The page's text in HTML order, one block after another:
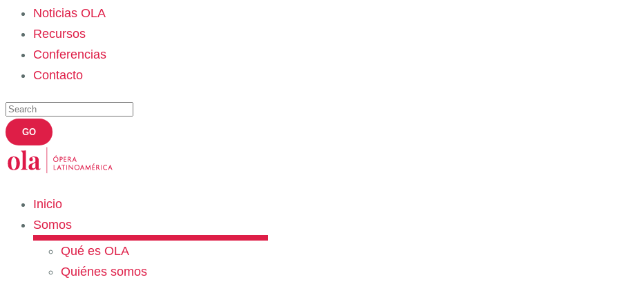
Noticias OLA
Recursos
Conferencias
Contacto
Inicio
Somos
Qué es OLA
Quiénes somos